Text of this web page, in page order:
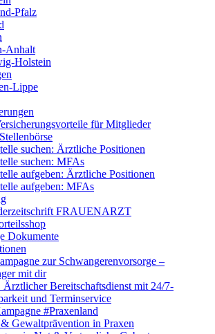
Pfalz
Anhalt
Holstein
Lippe
für Mitglieder
suchen: Ärztliche Positionen
suchen: MFAs
aufgeben: Ärztliche Positionen
aufgeben: MFAs
FRAUENARZT
Dokumente
zur Schwangerenvorsorge –
mit dir
Ärztlicher Bereitschaftsdienst mit 24/7-
und Terminservice
#Praxenland
Gewaltprävention in Praxen